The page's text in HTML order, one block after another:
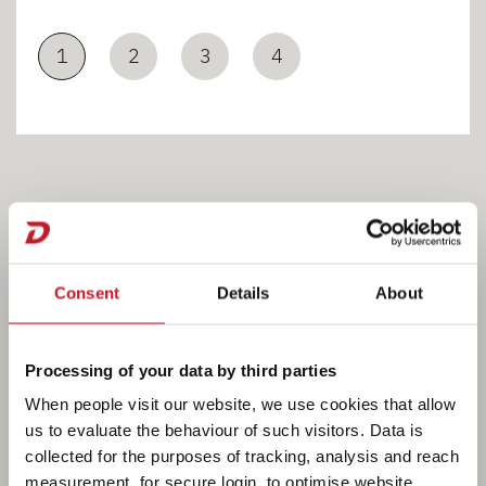
Consent Details About
Processing of your data by third parties
When people visit our website, we use cookies that allow
us to evaluate the behaviour of such visitors. Data is
collected for the purposes of tracking, analysis and reach
measurement, for secure login, to optimise website
1 2 3 4
Das Bad im neuen XL ist komplett ausgestattet. Von
der Warmwasserversorgung über eine drehbare
Toilette bis hin zu den Zahnputzbechern ist alles
vorhanden. Selbst eine separate Duschkabine ist an